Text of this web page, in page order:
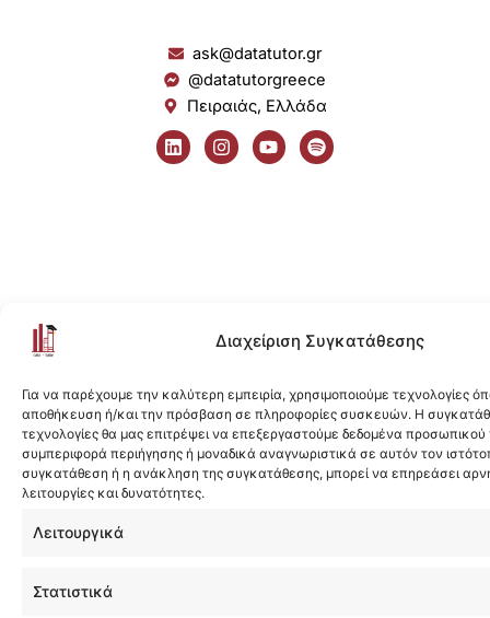
Διαχείριση Συγκατάθεσης
Για να παρέχουμε την καλύτερη εμπειρία, χρησιμοποιούμε τεχνολογίες
αποθήκευση ή/και την πρόσβαση σε πληροφορίες συσκευών. Η
τεχνολογίες θα μας επιτρέψει να επεξεργαστούμε δεδομένα
συμπεριφορά περιήγησης ή μοναδικά αναγνωριστικά σε αυτόν τον
συγκατάθεση ή η ανάκληση της συγκατάθεσης, μπορεί να επηρεάσει
λειτουργίες και δυνατότητες.
Λειτουργικά
Στατιστικά
ask@datatutor.gr
@datatutorgreece
Πειραιάς, Ελλάδα
L
i
n
I
n
s
Y
o
u
S
p
o